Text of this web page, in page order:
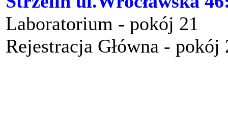
Laboratorium - pokój 21
Rejestracja Główna -